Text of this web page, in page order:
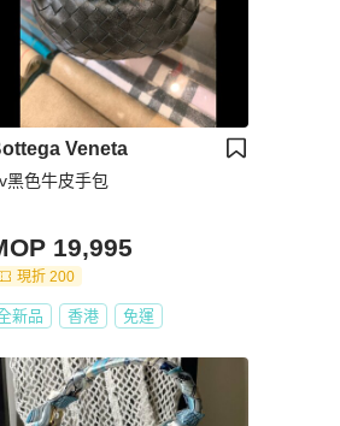
Veneta
黑色牛皮手包
19,995
現折 200
新品 香港 免運